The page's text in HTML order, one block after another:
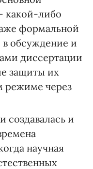
какой-либо
формальной
обсуждение и
диссертации
защиты их
режиме через
создавалась и
научная